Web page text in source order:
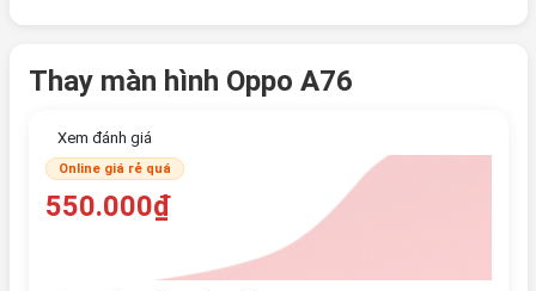
Thay màn hình Oppo A76
Xem đánh giá
Online giá rẻ quá
550.000₫